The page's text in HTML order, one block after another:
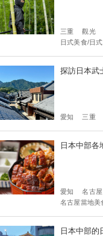
三重 觀光
日式美食/日
探訪日本武
愛知 三重
日本中部各
愛知 名古屋
名古屋當地美
日本中部的